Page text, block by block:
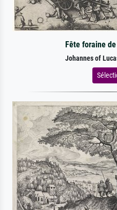
Fête foraine
Johannes of